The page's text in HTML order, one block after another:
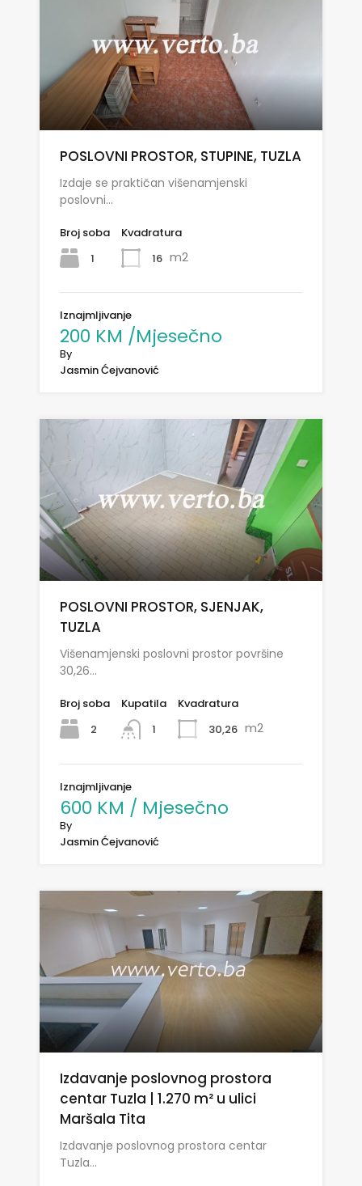
POSLOVNI PROSTOR, STUPINE, TUZLA
Izdaje se praktičan višenamjenski
poslovni…
Broj soba
1
Kvadratura
16 m2
Iznajmljivanje
200 KM /Mjesečno
By
Jasmin Ćejvanović
POSLOVNI PROSTOR, SJENJAK,
TUZLA
Višenamjenski poslovni prostor površine
30,26…
Broj soba
2
Kupatila
1
Kvadratura
30,26 m2
Iznajmljivanje
600 KM / Mjesečno
By
Jasmin Ćejvanović
Izdavanje poslovnog prostora
centar Tuzla | 1.270 m² u ulici
Maršala Tita
Izdavanje poslovnog prostora centar
Tuzla…